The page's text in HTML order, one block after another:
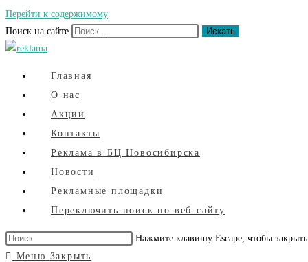
Перейти к содержимому
Поиск на сайте
Искать
Главная
О нас
Акции
Контакты
Реклама в БЦ Новосибирска
Новости
Рекламные площадки
Переключить поиск по веб-сайту
Нажмите клавишу Escape, чтобы
Меню Закрыть